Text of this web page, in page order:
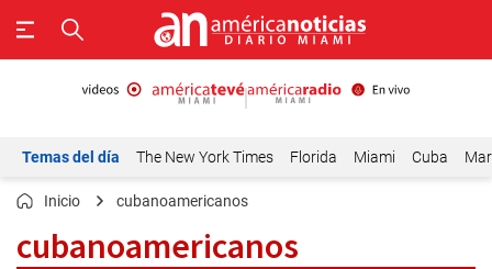
Temas del día The New York Times Florida Miami Cuba
Inicio cubanoamericanos
cubanoamericanos